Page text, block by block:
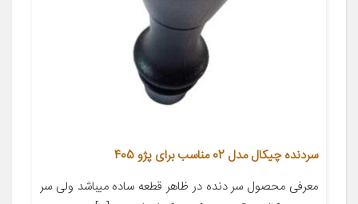
سردنده چیکال مدل 02 مناسب برای پژو 405
معرفی محصول سر دنده در ظاهر قطعه ساده میباشد ولی سر